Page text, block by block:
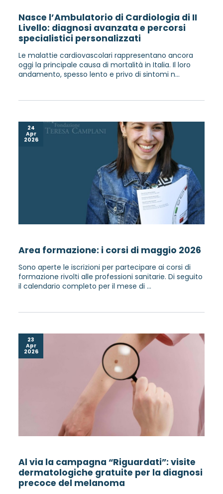
Nasce l’Ambulatorio di Cardiologia di II
Livello: diagnosi avanzata e percorsi
specialistici personalizzati
Le malattie cardiovascolari rappresentano ancora
oggi la principale causa di mortalità in Italia. Il loro
andamento, spesso lento e privo di sintomi n...
24
Apr
2026
Area formazione: i corsi di maggio 2026
Sono aperte le iscrizioni per partecipare ai corsi di
formazione rivolti alle professioni sanitarie. Di seguito
il calendario completo per il mese di ...
23
Apr
2026
Al via la campagna “Riguardati”: visite
dermatologiche gratuite per la diagnosi
precoce del melanoma